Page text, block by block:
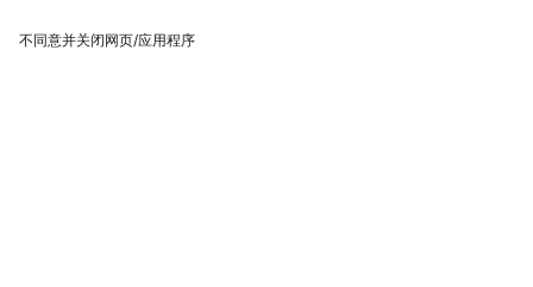
不同意并关闭网页/应用程序